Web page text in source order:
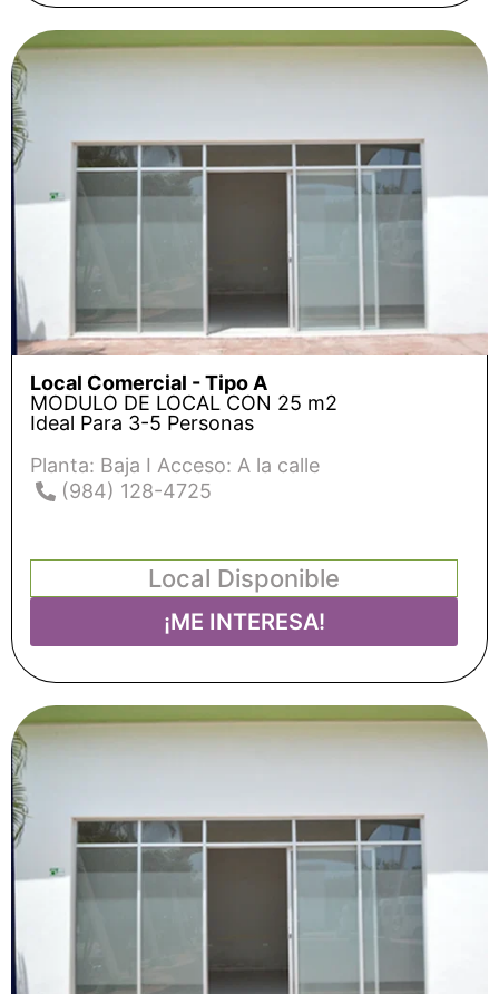
Local Comercial - Tipo A
MODULO DE LOCAL CON 25 m2
Ideal Para 3-5 Personas
Planta: Baja I Acceso: A la calle
(984) 128-4725
Local Disponible
¡ME INTERESA!